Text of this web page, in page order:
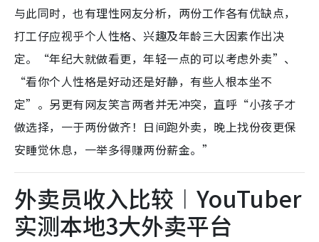
与此同时，也有理性网友分析，两份工作各有优缺点，
打工仔应视乎个人性格、兴趣及年龄三大因素作出决
定。“年纪大就做看更，年轻一点的可以考虑外卖”、
“看你个人性格是好动还是好静，有些人根本坐不
定”。另更有网友笑言两者并无冲突，直呼“小孩子才
做选择，一于两份做齐！日间跑外卖，晚上找份夜更保
安睡觉休息，一举多得赚两份薪金。”
外卖员收入比较︱YouTuber
实测本地3大外卖平台